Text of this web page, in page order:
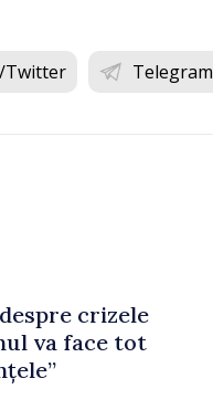
Twitter Telegram
crizele
va face tot